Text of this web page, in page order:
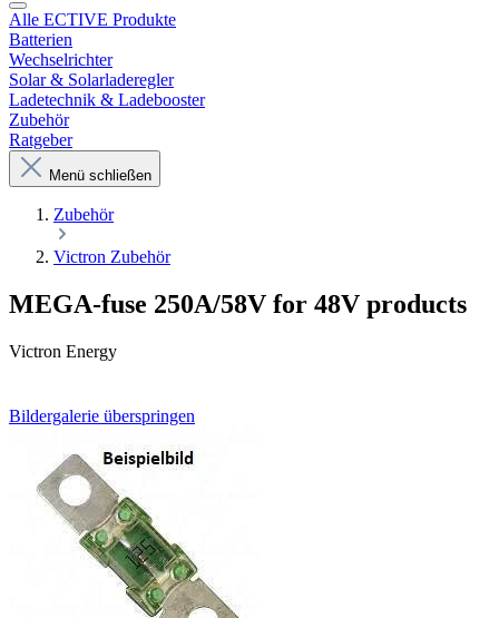
Alle ECTIVE Produkte
Batterien
Wechselrichter
Solar & Solarladeregler
Ladetechnik & Ladebooster
Zubehör
Ratgeber
Menü schließen
Zubehör
Victron Zubehör
MEGA-fuse 250A/58V for 48V products
Victron Energy
Bildergalerie überspringen